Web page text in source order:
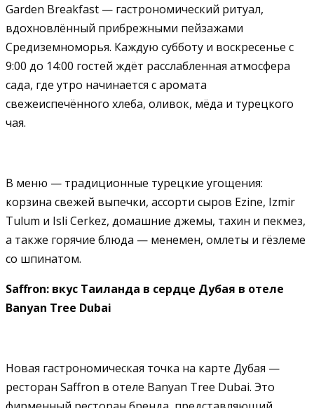
Garden Breakfast — гастрономический ритуал,
вдохновлённый прибрежными пейзажами
Средиземноморья. Каждую субботу и воскресенье с
9:00 до 14:00 гостей ждёт расслабленная атмосфера
сада, где утро начинается с аромата
свежеиспечённого хлеба, оливок, мёда и турецкого
чая.
В меню — традиционные турецкие угощения:
корзина свежей выпечки, ассорти сыров Ezine, Izmir
Tulum и Isli Cerkez, домашние джемы, тахин и пекмез,
а также горячие блюда — менемен, омлеты и гёзлеме
со шпинатом.
Saffron: вкус Таиланда в сердце Дубая в отеле
Banyan Tree Dubai
Новая гастрономическая точка на карте Дубая —
ресторан Saffron в отеле Banyan Tree Dubai. Это